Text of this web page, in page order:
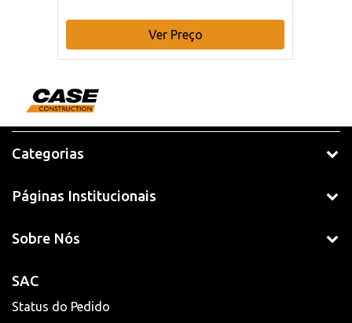
Ver Preço
Categorias
Páginas Institucionais
Sobre Nós
SAC
Status do Pedido